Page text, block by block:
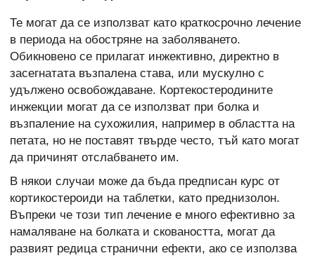
Те могат да се използват като краткосрочно лечение
в периода на обостряне на заболяването.
Обикновено се прилагат инжективно, директно в
засегнатата възпалена става, или мускулно с
удължено освобождаване. Кортекостеродините
инжекции могат да се използват при болка и
възпаление на сухожилия, например в областта на
петата, но не поставят твърде често, тъй като могат
да причинят отслабването им.
В някои случаи може да бъда предписан курс от
кортикостероиди на таблетки, като преднизолон.
Въпреки че този тип лечение е много ефективно за
намаляване на болката и сковаността, могат да
развият редица странични ефекти, ако се използва